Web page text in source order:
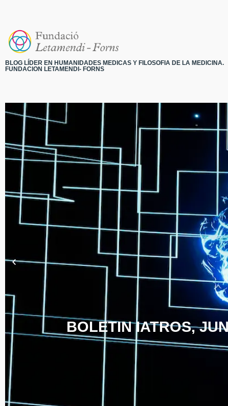
BLOG LÍDER EN HUMANIDADES MEDICAS Y FILOSOFIA DE LA MEDICINA.
FUNDACION LETAMENDI- FORNS
BOLETIN IATROS,